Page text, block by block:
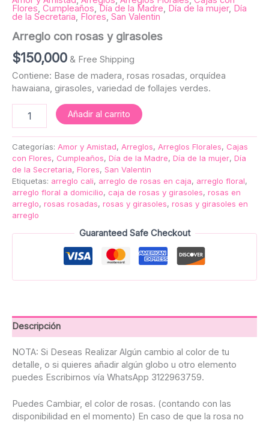
Flores, Cumpleaños, Día de la Madre, Día de la mujer, Día
de la Secretaria, Flores, San Valentin
Arreglo con rosas y girasoles
$150,000 & Free Shipping
Contiene: Base de madera, rosas rosadas, orquídea
hawaiana, girasoles, variedad de follajes verdes.
Añadir al carrito
Categorías: Amor y Amistad, Arreglos, Arreglos Florales, Cajas
con Flores, Cumpleaños, Día de la Madre, Día de la mujer, Día
de la Secretaria, Flores, San Valentin
Etiquetas: arreglo cali, arreglo de rosas en caja, arreglo floral,
arreglo floral a domicilio, caja de rosas y girasoles, rosas en
arreglo, rosas rosadas, rosas y girasoles, rosas y girasoles en
arreglo
Guaranteed Safe Checkout
Descripción
NOTA: Si Deseas Realizar Algún cambio al color de tu
detalle, o si quieres añadir algún globo u otro elemento
puedes Escribirnos vía WhatsApp 3122963759.
Puedes Cambiar, el color de rosas. (contando con las
disponibilidad en el momento) En caso de que la rosa no